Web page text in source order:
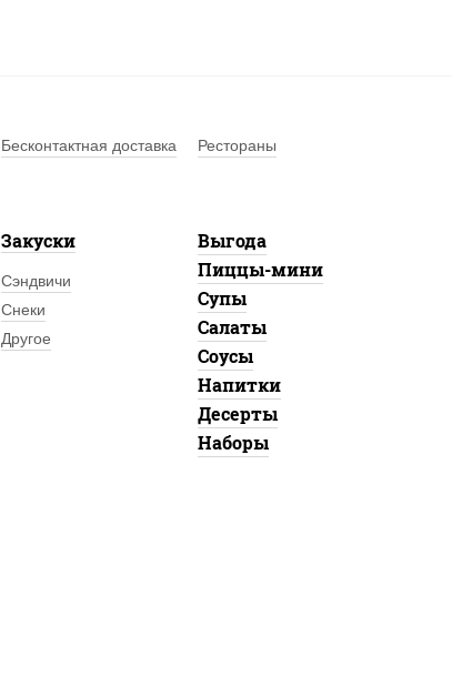
Бесконтактная доставка
Рестораны
Закуски
Сэндвичи
Снеки
Другое
Выгода
Пиццы-мини
Супы
Салаты
Соусы
Напитки
Десерты
Наборы